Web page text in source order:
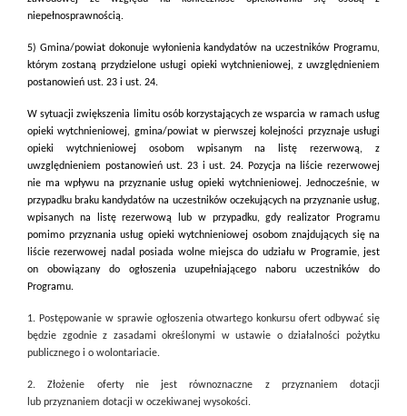
niepełnosprawnością.
5) Gmina/powiat dokonuje wyłonienia kandydatów na uczestników Programu,
którym zostaną przydzielone usługi opieki wytchnieniowej, z uwzględnieniem
postanowień ust. 23 i ust. 24.
W sytuacji zwiększenia limitu osób korzystających ze wsparcia w ramach usług
opieki wytchnieniowej, gmina/powiat w pierwszej kolejności przyznaje usługi
opieki wytchnieniowej osobom wpisanym na listę rezerwową, z
uwzględnieniem postanowień ust. 23 i ust. 24. Pozycja na liście rezerwowej
nie ma wpływu na przyznanie usług opieki wytchnieniowej. Jednocześnie, w
przypadku braku kandydatów na uczestników oczekujących na przyznanie usług,
wpisanych na listę rezerwową lub w przypadku, gdy realizator Programu
pomimo przyznania usług opieki wytchnieniowej osobom znajdujących się na
liście rezerwowej nadal posiada wolne miejsca do udziału w Programie, jest
on obowiązany do ogłoszenia uzupełniającego naboru uczestników do
Programu.
1. Postępowanie w sprawie ogłoszenia otwartego konkursu ofert odbywać się
będzie zgodnie z zasadami określonymi w ustawie o działalności pożytku
publicznego i o wolontariacie.
2. Złożenie oferty nie jest równoznaczne z przyznaniem dotacji
lub przyznaniem dotacji w oczekiwanej wysokości.